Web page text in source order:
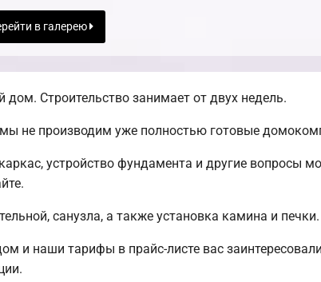
в галерею
Строительство занимает от двух недель.
не производим уже полностью готовые
устройство фундамента и другие вопросы
санузла, а также установка камина и печки.
и наши тарифы в прайс-листе вас